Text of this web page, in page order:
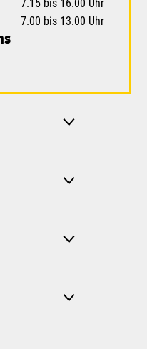
7.15 bis 16.00 Uhr
7.00 bis 13.00 Uhr